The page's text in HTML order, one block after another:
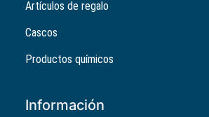
Artículos de regalo
Cascos
Productos químicos
Información